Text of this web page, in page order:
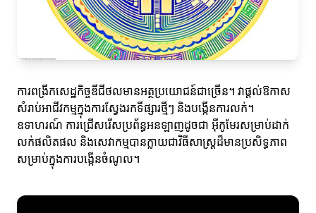
ការពង្រីកសេដ្ឋកិច្ចឌីជីថលមានអត្ថប្រយោជន៍ជាច្រើន។ វាផ្តល់ឱកាស
សំរាប់អាជីវកម្មក្នុងការស្វែងរកទីផ្សារថ្មីៗ និងបង្កើនការលក់។
ឧទាហរណ៍ ការជ្រើសរើសប្រព័ន្ធអនឡាញដូចជា អ៊ីកូមែរសម្រាប់ដាក់
លក់ផលិតផល និងសេវាកម្មបានក្លាយជាវិធីសាស្ត្រដ៏មានប្រសិទ្ធភាព
សម្រាប់ក្នុងការបង្កើនចំណូល។